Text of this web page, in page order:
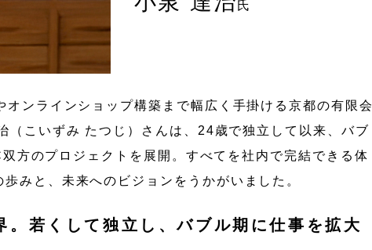
氏
ンラインショップ構築まで幅広く手掛ける京都の有限会
こいずみ たつじ）さんは、24歳で独立して以来、バブ
方のプロジェクトを展開。すべてを社内で完結できる体
みと、未来へのビジョンをうかがいました。
若くして独立し、バブル期に仕事を拡大